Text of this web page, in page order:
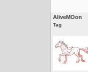
AliveMOon
Tag